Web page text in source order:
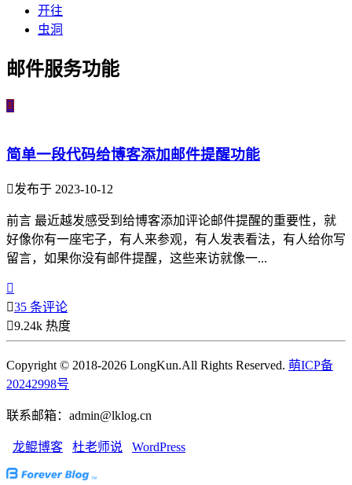
开往
虫洞
邮件服务功能

简单一段代码给博客添加邮件提醒功能
发布于 2023-10-12
前言 最近越发感受到给博客添加评论邮件提醒的重要性，就
好像你有一座宅子，有人来参观，有人发表看法，有人给你写
留言，如果你没有邮件提醒，这些来访就像一...

35 条评论
9.24k 热度
Copyright © 2018-2026 LongKun.All Rights Reserved. 萌ICP备
20242998号
联系邮箱：admin@lklog.cn
龙鲲博客 杜老师说 WordPress